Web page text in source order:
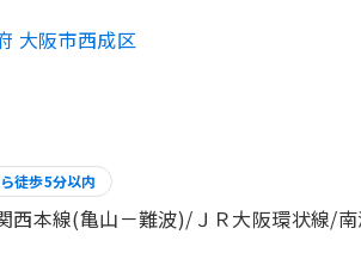
大阪市西成区
徒歩5分以内
西本線(亀山－難波)/ＪＲ大阪環状線/